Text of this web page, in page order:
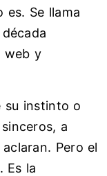
es. Se llama
web y
su instinto o
a
Pero el
Es la